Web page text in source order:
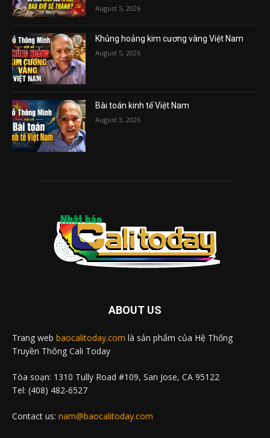
August 5, 2026
Khủng hoảng kim cương vàng Việt Nam
August 5, 2026
Bài toán kinh tế Việt Nam
August 3, 2026
ABOUT US
Trang web baocalitoday.com là sản phẩm của Hệ Thống
Truyền Thông Cali Today
Tòa soạn: 1310 Tully Road #109, San Jose, CA 95122
Tel: (408) 482-6527
Contact us: nam@baocalitoday.com